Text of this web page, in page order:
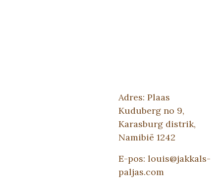
Adres: Plaas
Kuduberg no 9,
Karasburg distrik,
Namibië 1242
E-pos: louis@jakkals-
paljas.com